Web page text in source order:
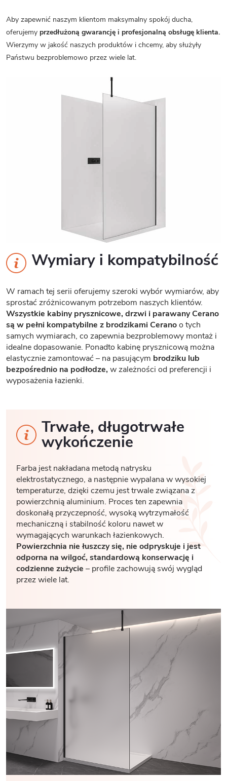
Aby zapewnić naszym klientom maksymalny spokój ducha,
oferujemy przedłużoną gwarancję i profesjonalną obsługę klienta.
Wierzymy w jakość naszych produktów i chcemy, aby służyły
Państwu bezproblemowo przez wiele lat.
Wymiary i kompatybilność
W ramach tej serii oferujemy szeroki wybór wymiarów, aby
sprostać zróżnicowanym potrzebom naszych klientów.
Wszystkie kabiny prysznicowe, drzwi i parawany Cerano
są w pełni kompatybilne z brodzikami Ceranoo tych
samych wymiarach, co zapewnia bezproblemowy montaż i
idealne dopasowanie. Ponadto kabinę prysznicową można
elastycznie zamontować – na pasującym brodziku lub
bezpośrednio na podłodze,w zależności od preferencji i
wyposażenia łazienki.
Trwałe, długotrwałe
wykończenie
Farba jest nakładana metodą natrysku
elektrostatycznego, a następnie wypalana w wysokiej
temperaturze, dzięki czemu jest trwale związana z
powierzchnią aluminium. Proces ten zapewnia
doskonałą przyczepność, wysoką wytrzymałość
mechaniczną i stabilność koloru nawet w
wymagających warunkach łazienkowych.
Powierzchnia nie łuszczy się, nie odpryskuje i jest
odporna na wilgoć, standardową konserwację i
codzienne zużycie – profile zachowują swój wygląd
przez wiele lat.